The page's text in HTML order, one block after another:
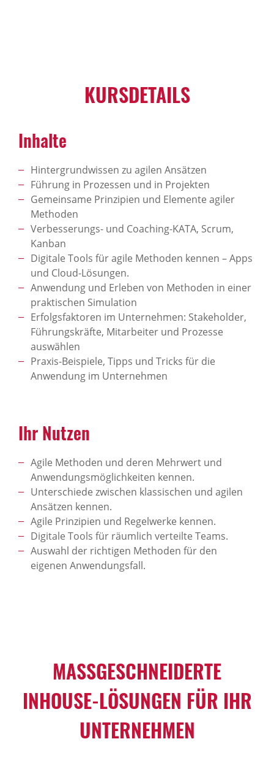
KURSDETAILS
Inhalte
Hintergrundwissen zu agilen Ansätzen
Führung in Prozessen und in Projekten
Gemeinsame Prinzipien und Elemente agiler
Methoden
Verbesserungs- und Coaching-KATA, Scrum,
Kanban
Digitale Tools für agile Methoden kennen – Apps
und Cloud-Lösungen.
Anwendung und Erleben von Methoden in einer
praktischen Simulation
Erfolgsfaktoren im Unternehmen: Stakeholder,
Führungskräfte, Mitarbeiter und Prozesse
auswählen
Praxis-Beispiele, Tipps und Tricks für die
Anwendung im Unternehmen
Ihr Nutzen
Agile Methoden und deren Mehrwert und
Anwendungsmöglichkeiten kennen.
Unterschiede zwischen klassischen und agilen
Ansätzen kennen.
Agile Prinzipien und Regelwerke kennen.
Digitale Tools für räumlich verteilte Teams.
Auswahl der richtigen Methoden für den
eigenen Anwendungsfall.
MASSGESCHNEIDERTE I
NHOUSE-LÖSUNGEN FÜR IHR U
NTERNEHMEN